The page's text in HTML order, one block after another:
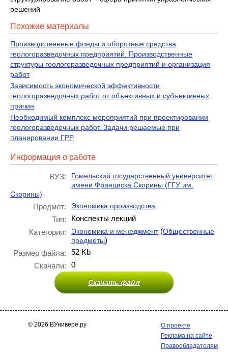
решений
Похожие материалы
Производственные фонды и оборотные средства
геологоразведочных предприятий. Производственные
структуры геологоразведочных предприятий и организация
работ
Зависимость экономической эффективности
геологоразведочных работ от объективных и субъективных
причин
Необходимый комплекс мероприятий при проектировании
геологоразведочных работ. Задачи решаемые при
планировании ГРР
Информация о работе
ВУЗ:
Гомельский государственный университет
имени Франциска Скорины (ГГУ им.
Скорины)
Предмет: Экономика производства
Тип:
Конспекты лекций
Категория:
Экономика и менеджмент(Общественные
предметы)
Размер файла:
52 Kb
Скачали:
0
Скачать файл
© 2026 ВУнивере.ру
О проекте
Реклама на сайте
Правообладателям